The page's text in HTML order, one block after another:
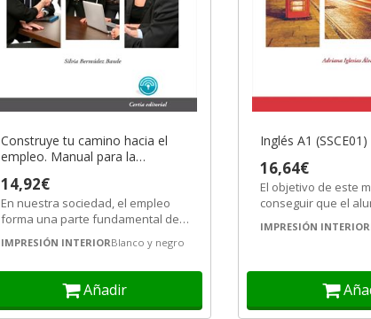
Construye tu camino hacia el
empleo. Manual para la
14,92€
En nuestra sociedad, el empleo
forma una parte fundamental de
la vida de las personas, tengamos
en...
IMPRESIÓN INTERIORBlanco y negro
Añadir
Inglés A1 (SSCE01)
16,64€
El objetivo de este
conseguir que el
obtenga los
necesarios para...
IMPRESIÓN INTERIOR